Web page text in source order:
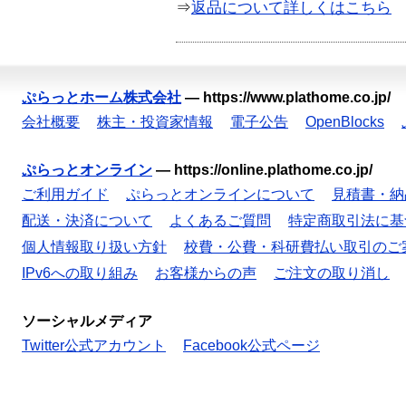
⇒返品について詳しくはこちら
ぷらっとホーム株式会社 — https://www.plathome.co.jp/
会社概要
株主・投資家情報 電子公告 OpenBlocks
ぷらっとオンライン — https://online.plathome.co.jp/
ご利用ガイド
ぷらっとオンラインについて
見積書・
配送・決済について
よくあるご質問
特定商取引法に
個人情報取り扱い方針
校費・公費・科研費払い取引のご
IPv6への取り組み
お客様からの声 ご注文の取り消し
ソーシャルメディア
Twitter公式アカウント
Facebook公式ページ